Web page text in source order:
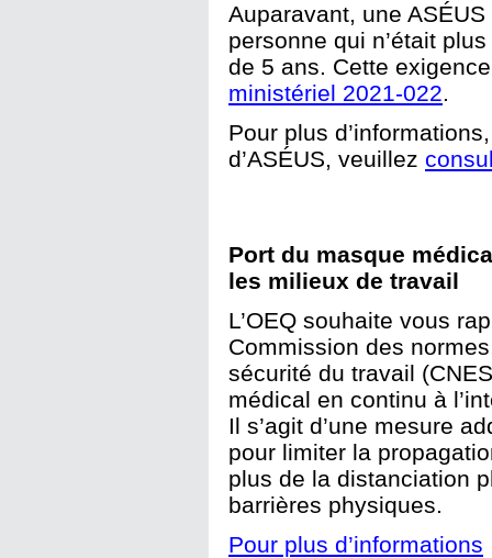
Auparavant, une
personne qui n’était
de 5 ans. Cette
ministériel 2021-022.
Pour plus
d’ASÉUS, veuillez
Port du masque
les milieux de travail
L’OEQ souhaite vous
Commission des
sécurité du travail
médical en continu à
Il s’agit d’une mesure
pour limiter la
plus de la distanciation
barrières physiques.
Pour plus d’informations